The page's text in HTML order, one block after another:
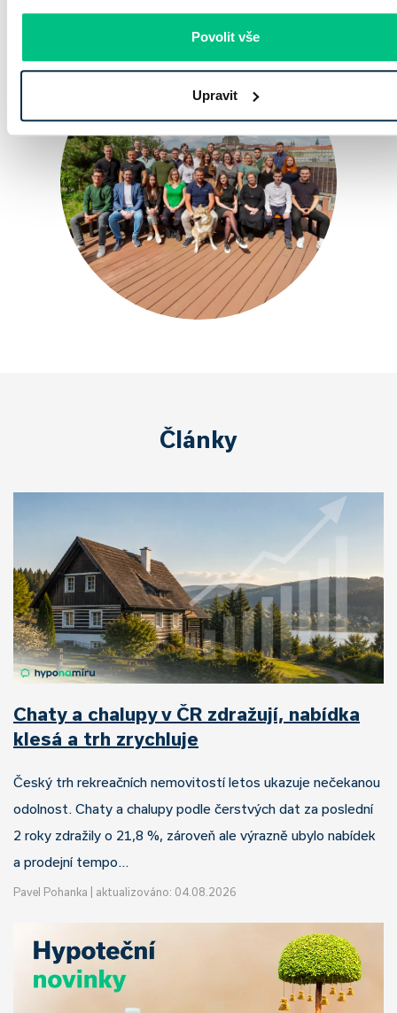
Povolit vše
Upravit
nebudeme účtovat jakékoliv poplatky navíc. Jsme tu
pro vás kdykoliv a odkudkoliv.
Články
Chaty a chalupy v ČR zdražují, nabídka
klesá a trh zrychluje
Český trh rekreačních nemovitostí letos ukazuje nečekanou
odolnost. Chaty a chalupy podle čerstvých dat za poslední
2 roky zdražily o 21,8 %, zároveň ale výrazně ubylo nabídek
a prodejní tempo…
Pavel Pohanka aktualizováno: 04.08.2026